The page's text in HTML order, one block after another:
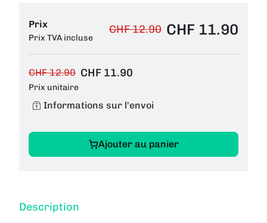
Prix
Prix TVA incluse
CHF 12.90 CHF 11.90
CHF 12.90 CHF 11.90
Prix unitaire
Informations sur l'envoi
Ajouter au panier
Description